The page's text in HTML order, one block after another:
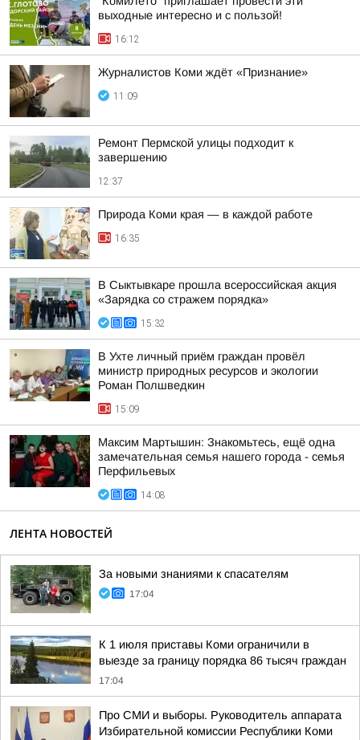
выходные интересно и с пользой!
16:12
Журналистов Коми ждёт «Признание»
11:09
Ремонт Пермской улицы подходит к
завершению
12:37
Природа Коми края — в каждой работе
16:35
В Сыктывкаре прошла всероссийская акция
«Зарядка со стражем порядка»
15:32
В Ухте личный приём граждан провёл
министр природных ресурсов и экологии
Роман Полшведкин
15:09
Максим Мартышин: Знакомьтесь, ещё одна
замечательная семья нашего города - семья
Перфильевых
14:08
ЛЕНТА НОВОСТЕЙ
За новыми знаниями к спасателям
17:04
К 1 июля приставы Коми ограничили в
выезде за границу порядка 86 тысяч граждан
17:04
Про СМИ и выборы. Руководитель аппарата
Избирательной комиссии Республики Коми